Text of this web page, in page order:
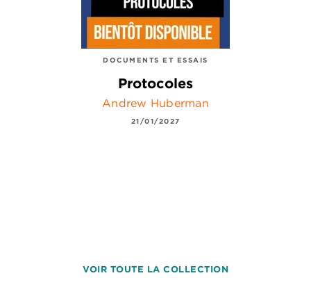
DOCUMENTS ET ESSAIS
Protocoles
Andrew Huberman
21/01/2027
VOIR TOUTE LA COLLECTION